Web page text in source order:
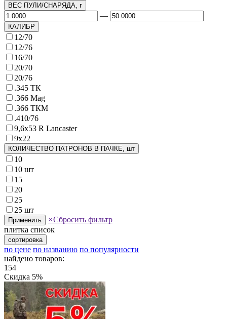
ВЕС ПУЛИ/СНАРЯДА, г
—
КАЛИБР
12/70
12/76
16/70
20/70
20/76
.345 ТК
.366 Mag
.366 ТКМ
.410/76
9,6х53 R Lancaster
9х22
КОЛИЧЕСТВО ПАТРОНОВ В ПАЧКЕ, шт
10
10 шт
15
20
25
25 шт
Применить ×Сбросить фильтр
плитка список
сортировка
по цене по названию по популярности
найдено товаров:
154
Скидка 5%